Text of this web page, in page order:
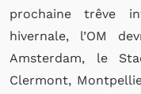
prochaine trêve
hivernale, l’OM
Amsterdam, le
Clermont,